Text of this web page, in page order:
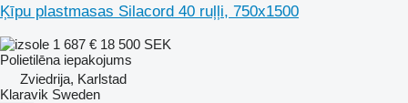
Ķīpu plastmasas Silacord 40 ruļļi, 750x1500
1 687 € 18 500 SEK
Polietilēna iepakojums
Zviedrija, Karlstad
Klaravik Sweden